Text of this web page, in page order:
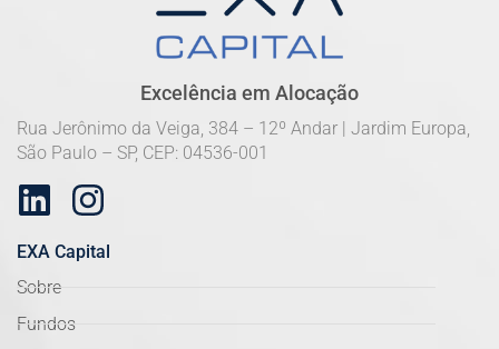
Excelência em Alocação
Rua Jerônimo da Veiga, 384 – 12º Andar | Jardim Europa,
São Paulo – SP, CEP: 04536-001​
EXA Capital
Sobre
Fundos